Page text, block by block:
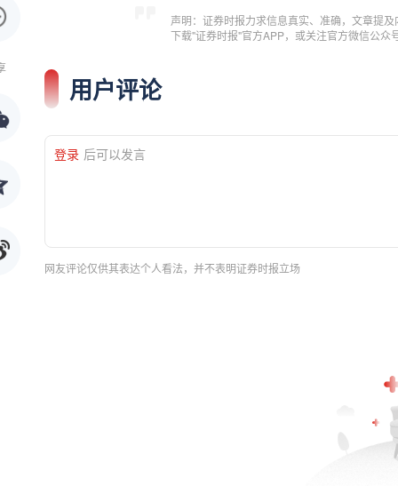
声明：证券时报力求信息真实、准确，文章提
下载"证券时报"官方APP，或关注官方微信公
用户评论
登录 后可以发言
网友评论仅供其表达个人看法，并不表明证券时报立场